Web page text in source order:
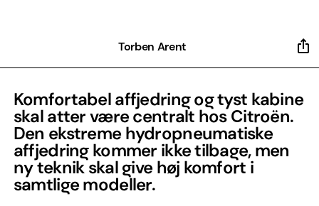
Torben Arent
Komfortabel affjedring og tyst kabine
skal atter være centralt hos Citroën.
Den ekstreme hydropneumatiske
affjedring kommer ikke tilbage, men
ny teknik skal give høj komfort i
samtlige modeller.